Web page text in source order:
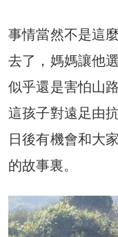
事情當然不是這
去了，媽媽讓他
似乎還是害怕山
這孩子對遠足由
日後有機會和大
的故事裏。